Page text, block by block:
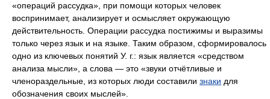
«операций рассудка», при помощи которых человек
воспринимает, анализирует и осмысляет окружающую
действительность. Операции рассудка постижимы и выразимы
только через язык и на языке. Таким образом, сформировалось
одно из ключевых понятий У. г.: язык является «средством
анализа мысли», а слова — это «звуки отчётливые и
членораздельные, из которых люди составили знаки для
обозначения своих мыслей».